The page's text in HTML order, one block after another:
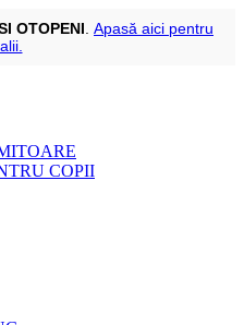
OTOPENI Apasă aici pentru
COPII